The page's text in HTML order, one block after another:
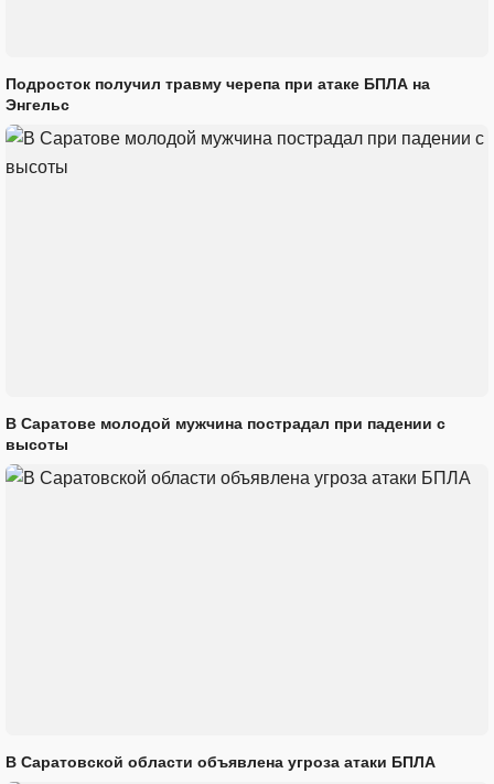
Подросток получил травму черепа при атаке БПЛА на
Энгельс
В Саратове молодой мужчина пострадал при падении с
высоты
В Саратовской области объявлена угроза атаки БПЛА